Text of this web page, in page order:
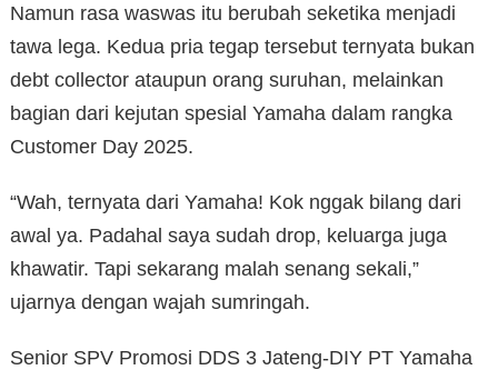
Namun rasa waswas itu berubah seketika menjadi
tawa lega. Kedua pria tegap tersebut ternyata bukan
debt collector ataupun orang suruhan, melainkan
bagian dari kejutan spesial Yamaha dalam rangka
Customer Day 2025.
“Wah, ternyata dari Yamaha! Kok nggak bilang dari
awal ya. Padahal saya sudah drop, keluarga juga
khawatir. Tapi sekarang malah senang sekali,”
ujarnya dengan wajah sumringah.
Senior SPV Promosi DDS 3 Jateng-DIY PT Yamaha